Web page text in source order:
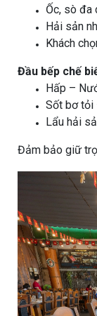
Ốc, sò đa
Hải sản
Khách
Đầu bếp chế
Hấp –
Sốt bơ tỏi
Lẩu hải
Đảm bảo giữ